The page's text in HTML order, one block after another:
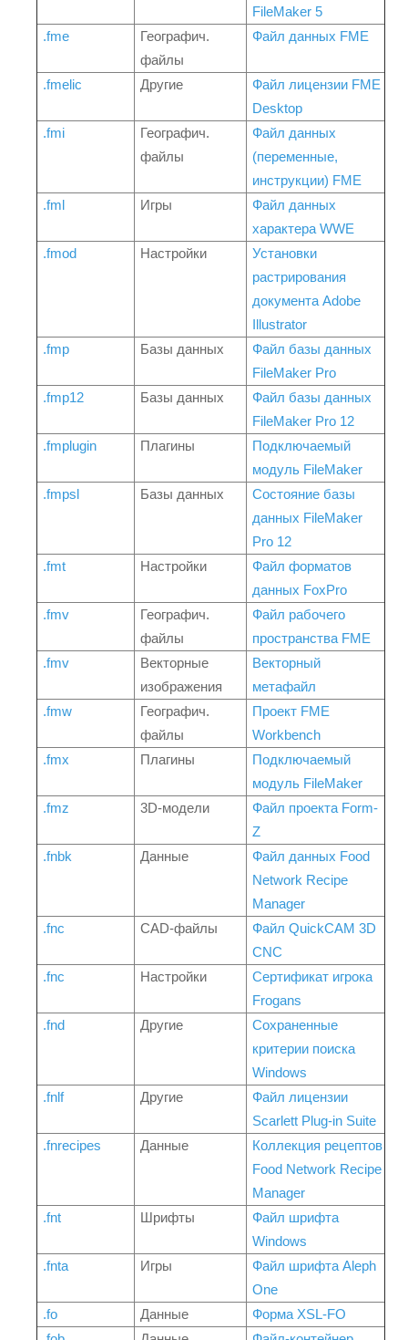
FileMaker 5
.fme
Географич.
файлы
Файл данных FME
.fmelic Другие
Файл лицензии FME
Desktop
.fmi
Географич.
файлы
Файл данных
(переменные,
инструкции) FME
.fml
Игры
Файл данных
характера WWE
.fmod
Настройки
Установки
растрирования
документа Adobe
Illustrator
.fmp
Базы данных
Файл базы данных
FileMaker Pro
.fmp12
Базы данных
Файл базы данных
FileMaker Pro 12
.fmplugin
Плагины
Подключаемый
модуль FileMaker
.fmpsl
Базы данных
Состояние базы
данных FileMaker
Pro 12
.fmt
Настройки
Файл форматов
данных FoxPro
.fmv
Географич.
файлы
Файл рабочего
пространства FME
.fmv
Векторные
изображения
Векторный
метафайл
.fmw
Географич.
файлы
Проект FME
Workbench
.fmx
Плагины
Подключаемый
модуль FileMaker
.fmz
3D-модели
Файл проекта Form-
Z
.fnbk
Данные
Файл данных Food
Network Recipe
Manager
.fnc
CAD-файлы
Файл QuickCAM 3D
CNC
.fnc
Настройки
Сертификат игрока
Frogans
.fnd
Другие
Сохраненные
критерии поиска
Windows
.fnlf
Другие
Файл лицензии
Scarlett Plug-in Suite
.fnrecipes
Данные
Коллекция рецептов
Food Network Recipe
Manager
.fnt
Шрифты
Файл шрифта
Windows
.fnta
Игры
Файл шрифта Aleph
One
.fo
Данные
Форма XSL-FO